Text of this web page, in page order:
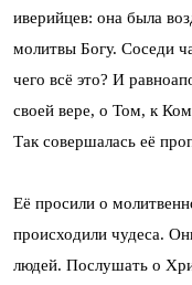
иверийцев: она была
молитвы Богу. Соседи
чего всё это? И
своей вере, о Том, к
Так совершалась её
Её просили о
происходили чудеса.
людей. Послушать о